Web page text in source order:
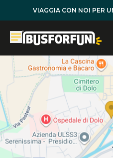
VIAGGIA CON NOI PER